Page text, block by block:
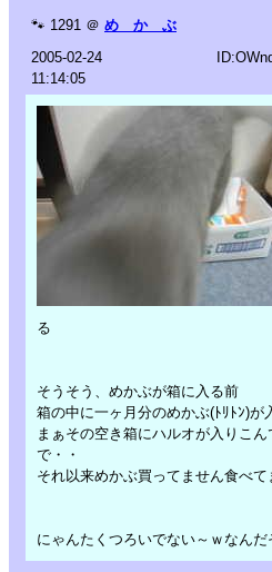
🐾 1291 ＠ め か ぶ
2005-02-24
11:14:05
る
そうそう、めかぶが箱に入る前
箱の中に一ヶ月分のめかぶ(ﾄﾘﾄﾝ)が
まぁその空き箱にハルオが入りこ
で・・
それ以来めかぶ買ってません食べて
にゃんたくつろいでない～ｗなんだ